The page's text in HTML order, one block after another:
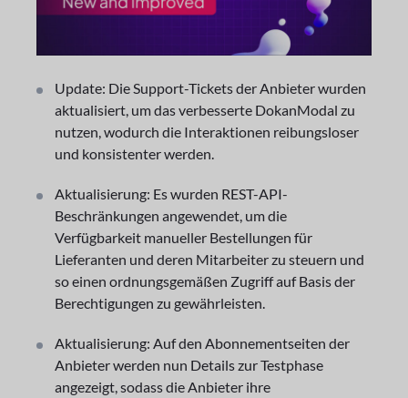
Update: Die Support-Tickets der Anbieter wurden
aktualisiert, um das verbesserte DokanModal zu
nutzen, wodurch die Interaktionen reibungsloser
und konsistenter werden.
Aktualisierung: Es wurden REST-API-
Beschränkungen angewendet, um die
Verfügbarkeit manueller Bestellungen für
Lieferanten und deren Mitarbeiter zu steuern und
so einen ordnungsgemäßen Zugriff auf Basis der
Berechtigungen zu gewährleisten.
Aktualisierung: Auf den Abonnementseiten der
Anbieter werden nun Details zur Testphase
angezeigt, sodass die Anbieter ihre